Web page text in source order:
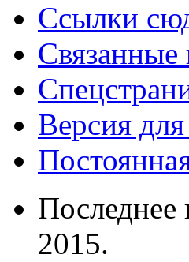
Ссылки
Связанные
Версия
Последнее
2015.